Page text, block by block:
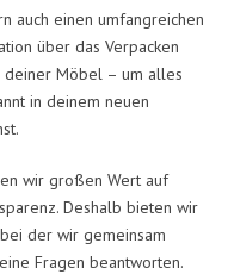
auch einen umfangreichen
über das Verpacken
deiner Möbel – um alles
in deinem neuen
wir großen Wert auf
Deshalb bieten wir
der wir gemeinsam
Fragen beantworten.